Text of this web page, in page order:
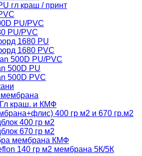
гл краш / принт
PU/PVC
PU/PVC
1680 PU
1680 PVC
500D PU/PVC
500D PU
500D PVC
краш. и КМФ
400 гр м2 и 670 гр.м2
400 гр м2
670 гр м2
мембрана КМФ
140 гр м2 мембрана 5К/5К